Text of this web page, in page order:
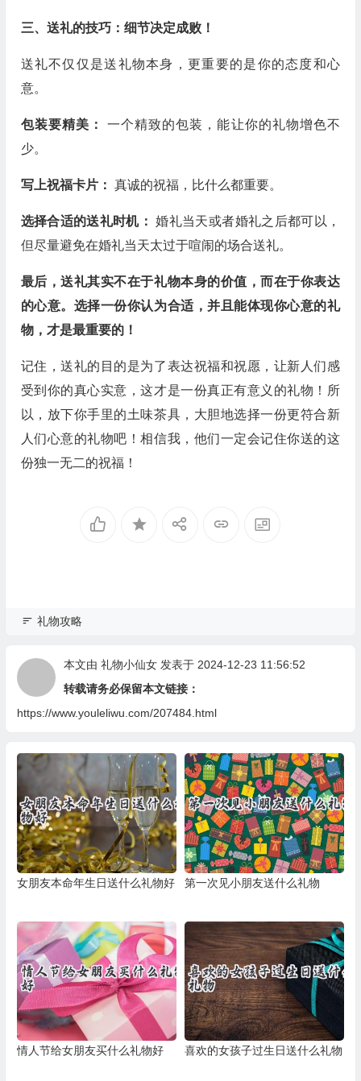
三、送礼的技巧：细节决定成败！
送礼不仅仅是送礼物本身，更重要的是你的态度和心
意。
包装要精美：一个精致的包装，能让你的礼物增色不
少。
写上祝福卡片： 真诚的祝福，比什么都重要。
选择合适的送礼时机：婚礼当天或者婚礼之后都可以，
但尽量避免在婚礼当天太过于喧闹的场合送礼。
最后，送礼其实不在于礼物本身的价值，而在于你表达
的心意。选择一份你认为合适，并且能体现你心意的礼
物，才是最重要的！
记住，送礼的目的是为了表达祝福和祝愿，让新人们感
受到你的真心实意，这才是一份真正有意义的礼物！所
以，放下你手里的土味茶具，大胆地选择一份更符合新
人们心意的礼物吧！相信我，他们一定会记住你送的这
份独一无二的祝福！
礼物攻略
本文由 礼物小仙女发表于 2024-12-23 11:56:52
转载请务必保留本文链接：
https://www.youleliwu.com/207484.html
女朋友本命年生日送什么礼物好 第一次见小朋友送什么礼物
情人节给女朋友买什么礼物好 喜欢的女孩子过生日送什么礼物